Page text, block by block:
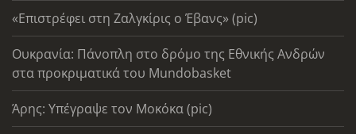
«Επιστρέφει στη Ζαλγκίρις ο Έβανς» (pic)
Ουκρανία: Πάνοπλη στο δρόμο της Εθνικής Ανδρών
στα προκριματικά του Mundobasket
Άρης: Υπέγραψε τον Μοκόκα (pic)